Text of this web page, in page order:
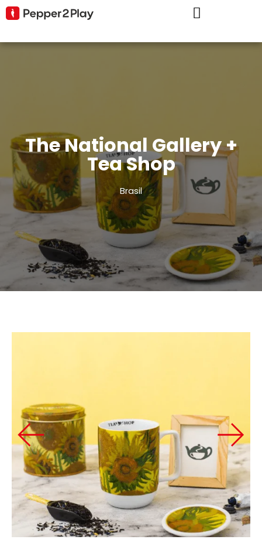
The National Gallery +
Tea Shop
Brasil